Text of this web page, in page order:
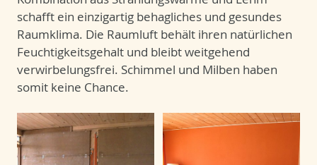
schafft ein einzigartig behagliches und gesundes
Raumklima. Die Raumluft behält ihren natürlichen
Feuchtigkeitsgehalt und bleibt weitgehend
verwirbelungsfrei. Schimmel und Milben haben
somit keine Chance.